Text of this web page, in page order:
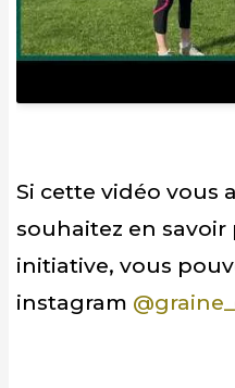
Si cette vidéo vous
souhaitez en
initiative, vous
instagram